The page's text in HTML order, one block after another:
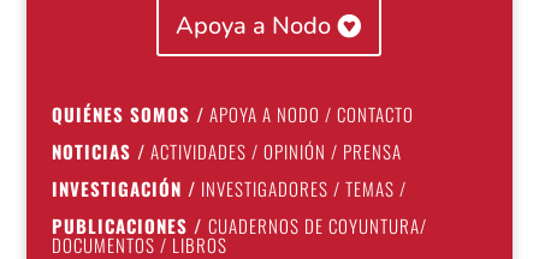
Apoya a Nodo
QUIÉNES SOMOS / APOYA A NODO / CONTACTO
NOTICIAS / ACTIVIDADES / OPINIÓN / PRENSA
INVESTIGACIÓN / INVESTIGADORES / TEMAS /
PUBLICACIONES / CUADERNOS DE COYUNTURA/
DOCUMENTOS / LIBROS